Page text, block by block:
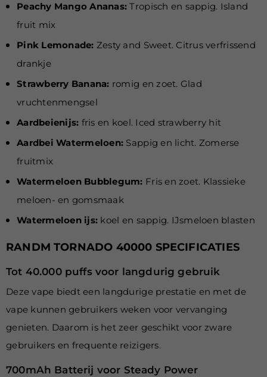
Peachy Mango Ananas:Tropisch en sappig. Island
fruit mix
Pink Lemonade: Zesty and Sweet. Citrus verfrissend
drankje
Strawberry Banana: romig en zoet. Glad
vruchtenmengsel
Aardbeienijs: fris en koel. Iced strawberry hit
Aardbei Watermeloen: Sappig en licht. Zomerse
fruitmix
Watermeloen Bubblegum: Fris en zoet. Klassieke
meloen- en gomsmaak
Watermeloen ijs: koel en sappig. IJsmeloen blasten
RANDM TORNADO 40000 SPECIFICATIES
Tot 40.000 puffs voor langdurig gebruik
Deze vape biedt een langdurige prestatie en met de
vape kunnen gebruikers weken voor vervanging
genieten. Daarom is het zeer geschikt voor zware
gebruikers en frequente reizigers.
700mAh Batterij voor Steady Power